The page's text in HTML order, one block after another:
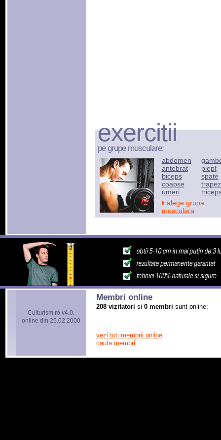
exercitii
pe grupe musculare:
abdomen
antebrat
biceps
coapse
umeri
piept
spate
trapez
alege grupa
musculara
Culturism.ro v4.0.
online din 25.02.2000
Membri online
208 vizitatori si 0 membri sunt online:
vezi toti membrii online
cauta membri